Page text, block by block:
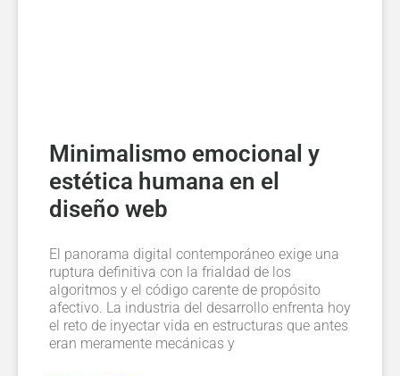
Minimalismo emocional y
estética humana en el
diseño web
El panorama digital contemporáneo exige una
ruptura definitiva con la frialdad de los
algoritmos y el código carente de propósito
afectivo. La industria del desarrollo enfrenta hoy
el reto de inyectar vida en estructuras que antes
eran meramente mecánicas y